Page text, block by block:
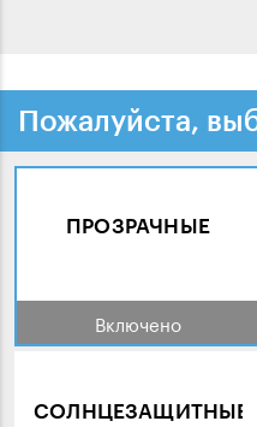
Пожалуйста,
ПРОЗРАЧНЫЕ
Включено
СОЛНЦЕЗАЩИТНЫЕ